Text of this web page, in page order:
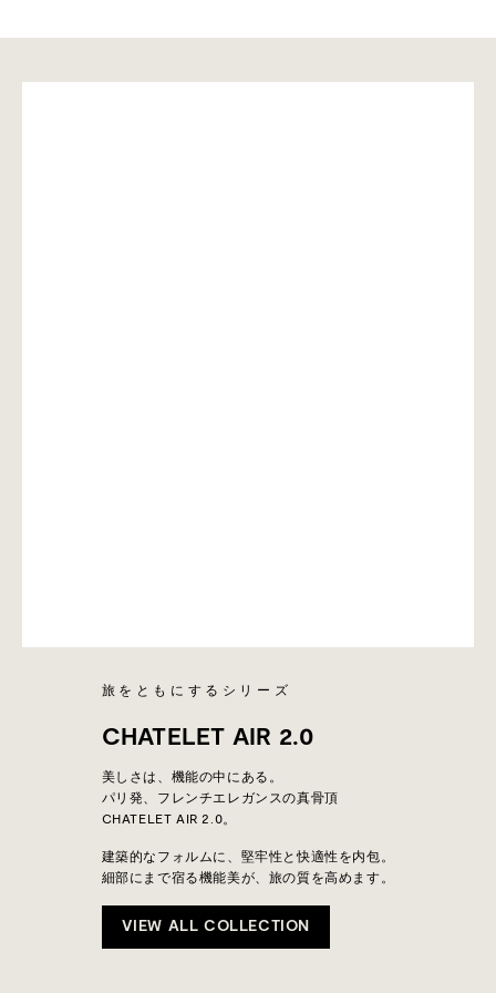
旅をともにするシリーズ
CHATELET AIR 2.0
美しさは、機能の中にある。
パリ発、フレンチエレガンスの真骨頂
CHATELET AIR 2.0。
建築的なフォルムに、堅牢性と快適性を内包。
細部にまで宿る機能美が、旅の質を高めます。
VIEW ALL COLLECTION